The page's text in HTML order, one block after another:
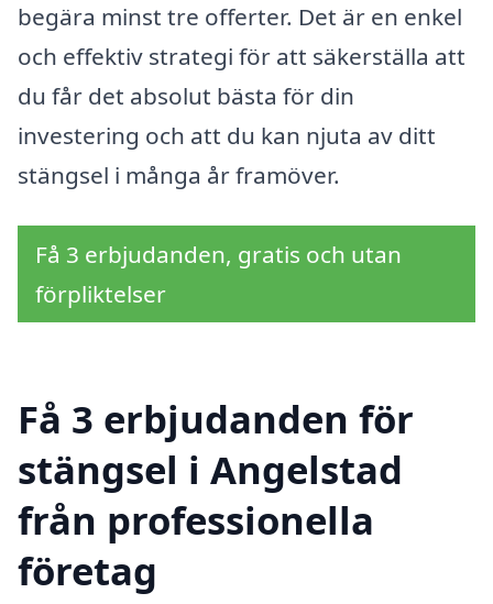
begära minst tre offerter. Det är en enkel
och effektiv strategi för att säkerställa att
du får det absolut bästa för din
investering och att du kan njuta av ditt
stängsel i många år framöver.
Få 3 erbjudanden, gratis och utan
förpliktelser
Få 3 erbjudanden för
stängsel i Angelstad
från professionella
företag